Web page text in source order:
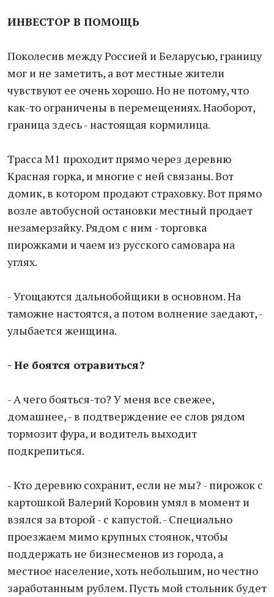
ИНВЕСТОР В ПОМОЩЬ
Поколесив между Россией и Беларусью, границу
мог и не заметить, а вот местные жители
чувствуют ее очень хорошо. Но не потому, что
как-то ограничены в перемещениях. Наоборот,
граница здесь - настоящая кормилица.
Трасса М1 проходит прямо через деревню
Красная горка, и многие с ней связаны. Вот
домик, в котором продают страховку. Вот прямо
возле автобусной остановки местный продает
незамерзайку. Рядом с ним - торговка
пирожками и чаем из русского самовара на
углях.
- Угощаются дальнобойщики в основном. На
таможне настоятся, а потом волнение заедают, -
улыбается женщина.
- Не боятся отравиться?
- А чего бояться-то? У меня все свежее,
домашнее, - в подтверждение ее слов рядом
тормозит фура, и водитель выходит
подкрепиться.
- Кто деревню сохранит, если не мы? - пирожок с
картошкой Валерий Коровин умял в момент и
взялся за второй - с капустой. - Специально
проезжаем мимо крупных стоянок, чтобы
поддержать не бизнесменов из города, а
местное население, хоть небольшим, но честно
заработанным рублем. Пусть мой стольник будет